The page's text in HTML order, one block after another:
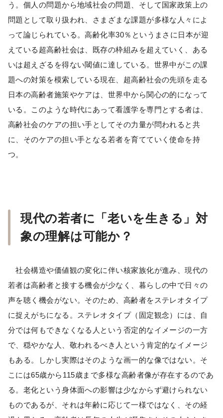
う。個人の問題から地域社会の問題、そして国家政策上の
問題として取り扱われ、さまざまな課題が多様な人々によ
って論じられている。高齢化率30％というまさに日本が迎
えている超高齢社会は、既存の枠組みを超えていく、ある
いは超えざるを得ない閾値に達している。世界中がこの課
題への対策を模索している現在、超高齢社会の先頭を走る
日本の高齢者施策やケアは、世界中から関心の的になって
いる。このような時代にあって看護学を専門とする者は、
高齢社会のケアの担い手としてその力量が問われると共
に、そのケアの担い手となる若者を育てていく使命を持
つ。
現代の若者に「老いを生きる」対
象の理解は可能か？
社会構造や価値観の変化に伴い核家族化が進み、現代の
若者は高齢者と接する機会が少なく、暮らしの中で日々の
声を聴く機会がない。そのため、高齢者をステレオタイプ
に捉えがちになる。ステレオタイプ（固定観念）には、自
分では何もできなくなる人という否定的なイメージの一方
で、穏やかな人、敬われるべき人という肯定的なイメージ
もある。しかし実際はそのような画一的な像ではない。そ
こには65歳から115歳まで多様な高齢者像が存在するのであ
る。老化という身体面への影響は少なからず避けられない
ものであるが、それは年齢に応じて一様ではなく、その経